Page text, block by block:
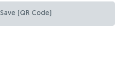
Save (QR Code)